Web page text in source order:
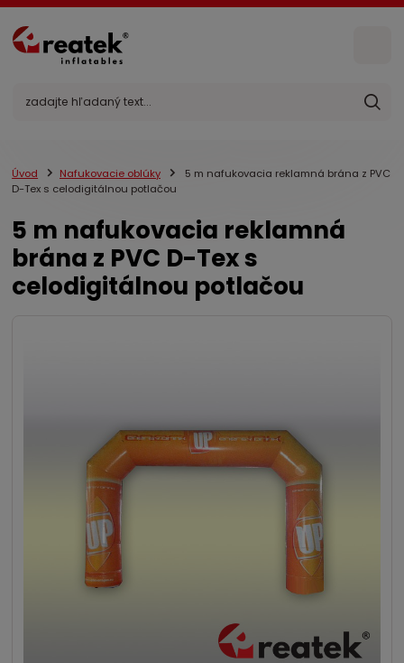
Úvod Nafukovacie oblúky
5 m nafukovacia reklamná brána z PVC
D-Tex s celodigitálnou potlačou
5 m nafukovacia reklamná
brána z PVC D-Tex s
celodigitálnou potlačou